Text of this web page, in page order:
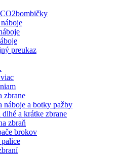
preukaz
zbrane
náboje a botky pažby
dlhé a krátke zbrane
zbraň
brokov
palice